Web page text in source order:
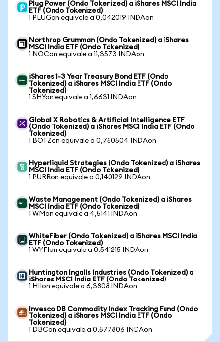
Plug Power (Ondo Tokenized) a iShares MSCI India
ETF (Ondo Tokenized)
1 PLUGon equivale a 0,042019 INDAon
Northrop Grumman (Ondo Tokenized) a iShares
MSCI India ETF (Ondo Tokenized)
1 NOCon equivale a 11,3573 INDAon
iShares 1-3 Year Treasury Bond ETF (Ondo
Tokenized) a iShares MSCI India ETF (Ondo
Tokenized)
1 SHYon equivale a 1,6631 INDAon
Global X Robotics & Artificial Intelligence ETF
(Ondo Tokenized) a iShares MSCI India ETF (Ondo
Tokenized)
1 BOTZon equivale a 0,750504 INDAon
Hyperliquid Strategies (Ondo Tokenized) a iShares
MSCI India ETF (Ondo Tokenized)
1 PURRon equivale a 0,140129 INDAon
Waste Management (Ondo Tokenized) a iShares
MSCI India ETF (Ondo Tokenized)
1 WMon equivale a 4,5141 INDAon
WhiteFiber (Ondo Tokenized) a iShares MSCI India
ETF (Ondo Tokenized)
1 WYFIon equivale a 0,541215 INDAon
Huntington Ingalls Industries (Ondo Tokenized) a
iShares MSCI India ETF (Ondo Tokenized)
1 HIIon equivale a 6,3808 INDAon
Invesco DB Commodity Index Tracking Fund (Ondo
Tokenized) a iShares MSCI India ETF (Ondo
Tokenized)
1 DBCon equivale a 0,577806 INDAon